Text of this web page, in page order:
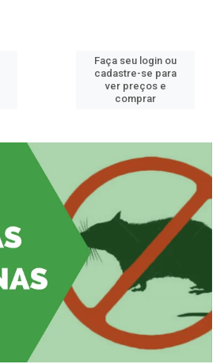
Faça seu login ou
cadastre-se para
ver preços e
comprar